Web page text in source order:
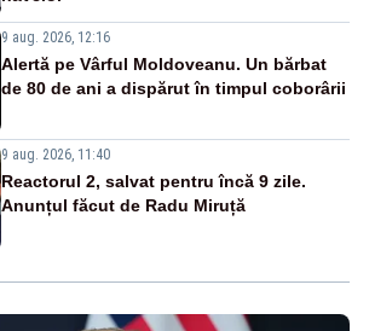
9 aug. 2026, 12:16
Alertă pe Vârful Moldoveanu. Un bărbat
de 80 de ani a dispărut în timpul coborârii
9 aug. 2026, 11:40
Reactorul 2, salvat pentru încă 9 zile.
Anunțul făcut de Radu Miruță